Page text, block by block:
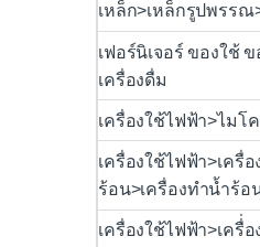
เหล็ก>เหล็กรูปพรรณ
เฟอร์นิเจอร์ ของใช้
เครื่องดื่ม
เครื่องใช้ไฟฟ้า>ไมโ
เครื่องใช้ไฟฟ้า>เครื่
ร้อน>เครื่องทำน้ำร้อ
เครื่องใช้ไฟฟ้า>เครื่่